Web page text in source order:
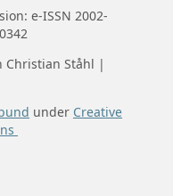
e-ISSN 2002-
Christian Ståhl |
under Creative